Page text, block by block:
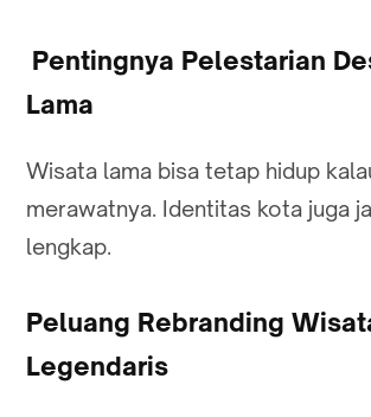
Pentingnya Pelestarian
Lama
Wisata lama bisa tetap hidup
merawatnya. Identitas kota juga
lengkap.
Peluang Rebranding
Legendaris